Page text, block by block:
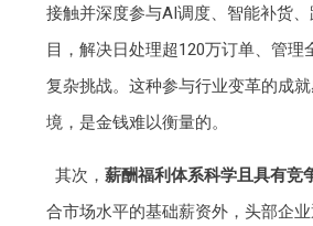
接触并深度参与AI调度、智能补货
目，解决日处理超120万订单、管理
复杂挑战。这种参与行业变革的成
境，是金钱难以衡量的。
其次， 薪酬福利体系科学且具有竞
合市场水平的基础薪资外，头部企业